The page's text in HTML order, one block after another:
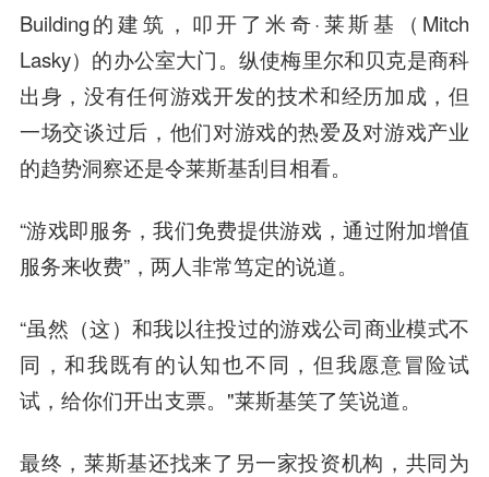
Building的建筑，叩开了米奇·莱斯基（Mitch
Lasky）的办公室大门。纵使梅里尔和贝克是商科
出身，没有任何游戏开发的技术和经历加成，但
一场交谈过后，他们对游戏的热爱及对游戏产业
的趋势洞察还是令莱斯基刮目相看。
“游戏即服务，我们免费提供游戏，通过附加增值
服务来收费”，两人非常笃定的说道。
“虽然（这）和我以往投过的游戏公司商业模式不
同，和我既有的认知也不同，但我愿意冒险试
试，给你们开出支票。"莱斯基笑了笑说道。
最终，莱斯基还找来了另一家投资机构，共同为